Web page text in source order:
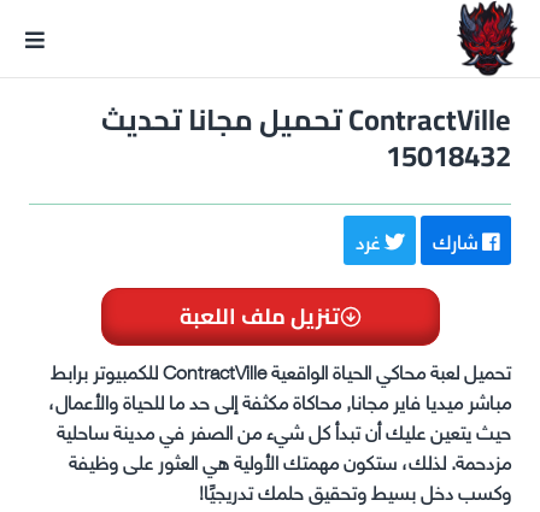
ContractVille تحميل مجانا تحديث
15018432
شارك غرد
تنزيل ملف اللعبة
تحميل لعبة محاكي الحياة الواقعية ContractVille للكمبيوتر برابط
مباشر ميديا فاير مجانا, محاكاة مكثفة إلى حد ما للحياة والأعمال،
حيث يتعين عليك أن تبدأ كل شيء من الصفر في مدينة ساحلية
مزدحمة. لذلك، ستكون مهمتك الأولية هي العثور على وظيفة
وكسب دخل بسيط وتحقيق حلمك تدريجيًا!